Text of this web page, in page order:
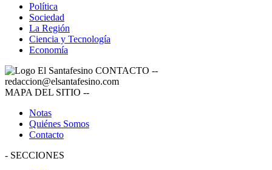
Política
Sociedad
La Región
Ciencia y Tecnología
Economía
CONTACTO --
redaccion@elsantafesino.com
MAPA DEL SITIO --
Notas
Quiénes Somos
Contacto
- SECCIONES